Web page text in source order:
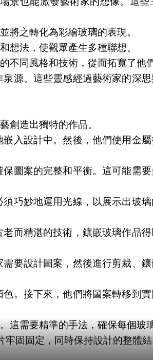
將之轉化為彩繪玻璃的表現。
想法，使觀眾產生多種聯想。
同風格和技術，從而拓寬了他
源。這些靈感經過藝術家的深
創造出獨特的作品。
入設計中。然後，他們使用金
圖案的完整和平衡。這可能需
巧妙地運用光線，以展示出玻
而精湛的技術，鑲嵌玻璃作品
要設計圖案，然後進行剪裁、
。接下來，他們將圖案轉移到
需要精準的手法，確保每個玻
固固定，同時保持設計的整體